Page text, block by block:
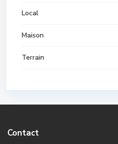
Local
Maison
Terrain
Contact